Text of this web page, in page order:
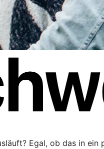
Egal, ob das in